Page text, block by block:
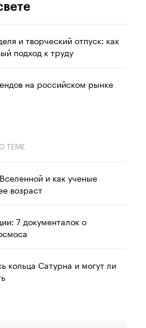
и творческий отпуск: как
подход к труду
на российском рынке
ТЕМЕ
и как ученые
возраст
7 документалок о
кольца Сатурна и могут ли